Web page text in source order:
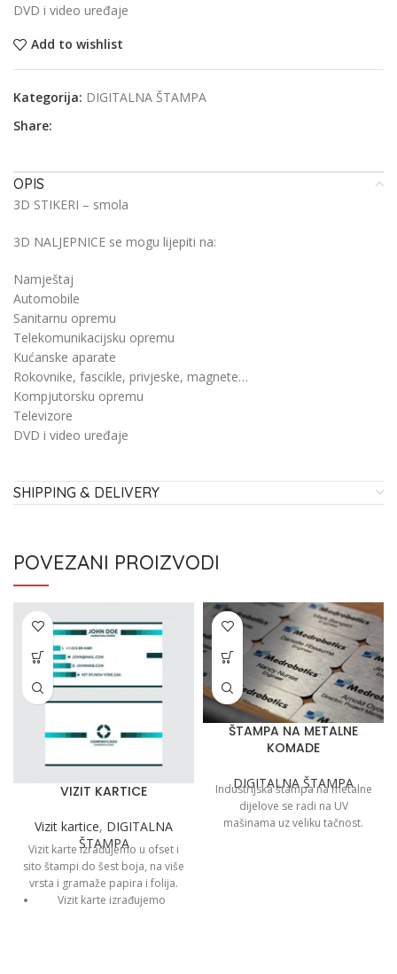
DVD i video uređaje
Add to wishlist
Kategorija: DIGITALNA ŠTAMPA
Share:
OPIS
3D STIKERI – smola
3D NALJEPNICE se mogu lijepiti na:
Namještaj
Automobile
Sanitarnu opremu
Telekomunikacijsku opremu
Kućanske aparate
Rokovnike, fascikle, privjeske, magnete…
Kompjutorsku opremu
Televizore
DVD i video uređaje
SHIPPING & DELIVERY
POVEZANI PROIZVODI
VIZIT KARTICE
Vizit kartice, DIGITALNA
ŠTAMPA
Vizit karte izrađujemo u ofset i
sito štampi do šest boja, na više
vrsta i gramaže papira i folija.
Vizit karte izrađujemo
ŠTAMPA NA METALNE
KOMADE
DIGITALNA ŠTAMPA
Industrijska štampa na metalne
dijelove se radi na UV
mašinama uz veliku tačnost.